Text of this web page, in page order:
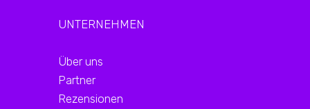
UNTERNEHMEN
Über uns
Partner
Rezensionen